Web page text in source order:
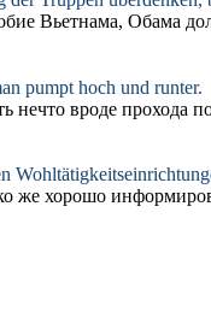
Вьетнама, Обама
pumpt hoch und runter.
нечто вроде прохода
же хорошо